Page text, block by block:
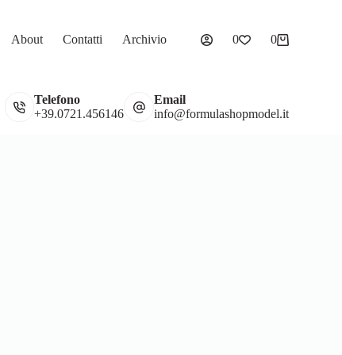
About Contatti Archivio 0 Carrello
0
Gadget Vetrine
Telefono
+39.0721.456146
Email
info@formulashopmodel.it